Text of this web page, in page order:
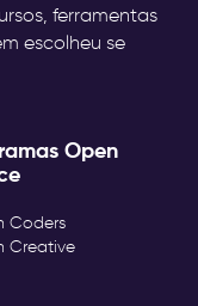
ferramentas
escolheu se
Open
Coders
Creative